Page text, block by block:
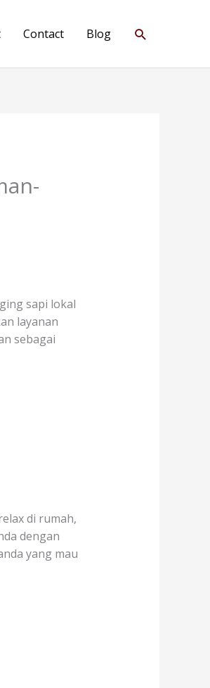
Contact Blog Search
sapi lokal
layanan
sebagai
di rumah,
dengan
yang mau